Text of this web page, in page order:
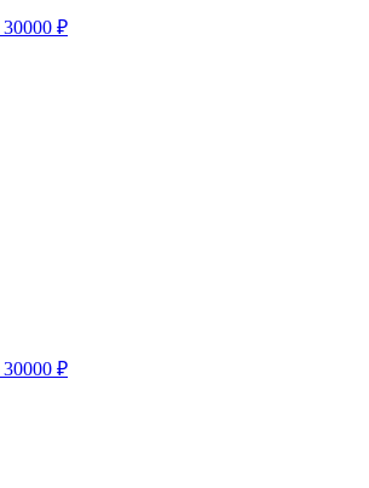
30000 ₽
30000 ₽